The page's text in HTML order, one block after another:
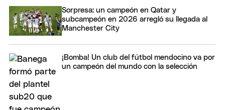
Sorpresa: un campeón en Qatar y
subcampeón en 2026 arregló su llegada al
Manchester City
¡Bomba! Un club del fútbol mendocino va por
un campeón del mundo con la selección